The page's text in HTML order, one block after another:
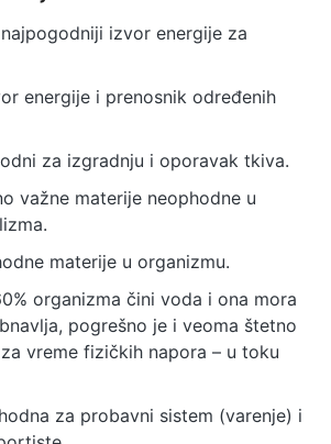
izvor energije za
energije i prenosnik određenih
za izgradnju i oporavak tkiva.
važne materije neophodne u
materije u organizmu.
organizma čini voda i ona mora
pogrešno je i veoma štetno
vreme fizičkih napora – u toku
za probavni sistem (varenje) i